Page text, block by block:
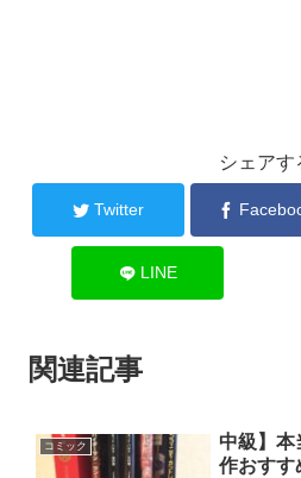
シェアす
Twitter
LINE
関連記事
コミック
中級】本
作おすす